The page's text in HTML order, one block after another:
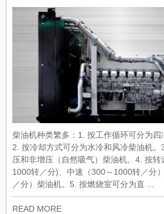
柴油机种类繁多：1. 按工作循环可分为四
2. 按冷却方式可分为水冷和风冷柴油机
压和非增压（自然吸气）柴油机。4. 按
1000转／分)、中速（300～1000转／分
／分）柴油机。5. 按燃烧室可分为直 ...
READ MORE